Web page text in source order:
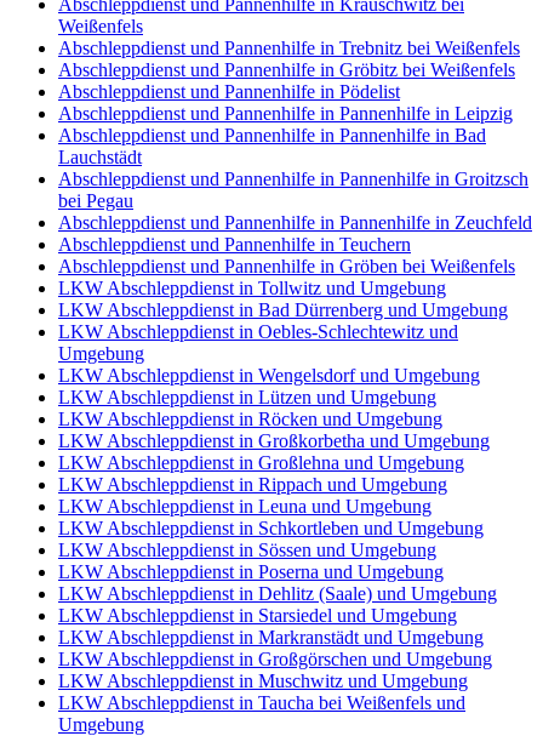
Weißenfels
Abschleppdienst und Pannenhilfe in Trebnitz bei Weißenfels
Abschleppdienst und Pannenhilfe in Gröbitz bei Weißenfels
Abschleppdienst und Pannenhilfe in Pödelist
Abschleppdienst und Pannenhilfe in Pannenhilfe in Leipzig
Abschleppdienst und Pannenhilfe in Pannenhilfe in Bad
Lauchstädt
Abschleppdienst und Pannenhilfe in Pannenhilfe in Groitzsch
bei Pegau
Abschleppdienst und Pannenhilfe in Pannenhilfe in Zeuchfeld
Abschleppdienst und Pannenhilfe in Teuchern
Abschleppdienst und Pannenhilfe in Gröben bei Weißenfels
LKW Abschleppdienst in Tollwitz und Umgebung
LKW Abschleppdienst in Bad Dürrenberg und Umgebung
LKW Abschleppdienst in Oebles-Schlechtewitz und
Umgebung
LKW Abschleppdienst in Wengelsdorf und Umgebung
LKW Abschleppdienst in Lützen und Umgebung
LKW Abschleppdienst in Röcken und Umgebung
LKW Abschleppdienst in Großkorbetha und Umgebung
LKW Abschleppdienst in Großlehna und Umgebung
LKW Abschleppdienst in Rippach und Umgebung
LKW Abschleppdienst in Leuna und Umgebung
LKW Abschleppdienst in Schkortleben und Umgebung
LKW Abschleppdienst in Sössen und Umgebung
LKW Abschleppdienst in Poserna und Umgebung
LKW Abschleppdienst in Dehlitz (Saale) und Umgebung
LKW Abschleppdienst in Starsiedel und Umgebung
LKW Abschleppdienst in Markranstädt und Umgebung
LKW Abschleppdienst in Großgörschen und Umgebung
LKW Abschleppdienst in Muschwitz und Umgebung
LKW Abschleppdienst in Taucha bei Weißenfels und
Umgebung